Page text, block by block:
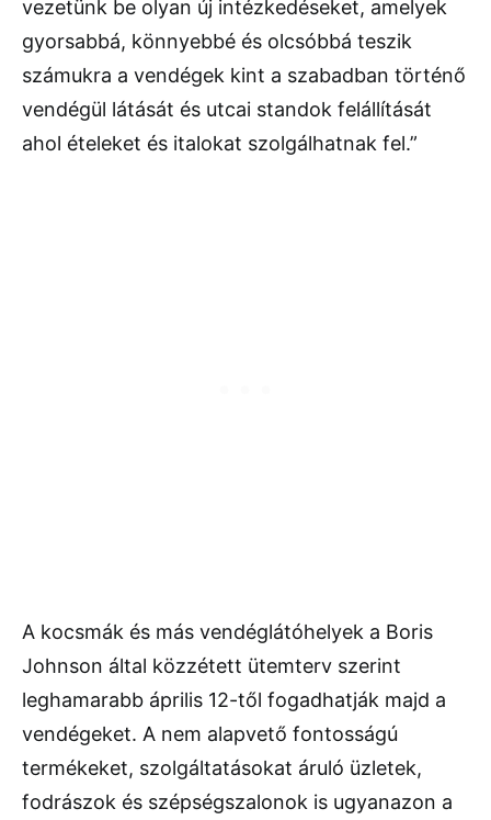
vezetünk be olyan új intézkedéseket, amelyek
gyorsabbá, könnyebbé és olcsóbbá teszik
számukra a vendégek kint a szabadban történő
vendégül látását és utcai standok felállítását
ahol ételeket és italokat szolgálhatnak fel.”
A kocsmák és más vendéglátóhelyek a Boris
Johnson által közzétett ütemterv szerint
leghamarabb április 12-től fogadhatják majd a
vendégeket. A nem alapvető fontosságú
termékeket, szolgáltatásokat áruló üzletek,
fodrászok és szépségszalonok is ugyanazon a